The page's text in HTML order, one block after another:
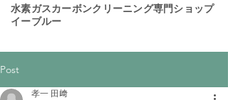
​水素ガスカーボンクリーニング専門ショップ
イーブルー
Post
孝一 田﨑